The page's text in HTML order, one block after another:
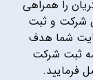
را همراهی
شرکت و ثبت
شما هدف
ثبت شرکت